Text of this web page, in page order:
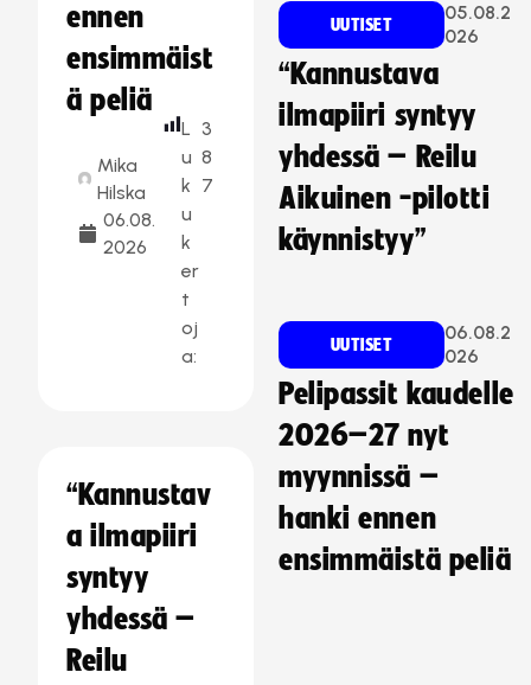
ennen
ensimmäist
ä peliä
Mika
Hilska
06.08.
2026
L
u
k
u
k
er
t
oj
a:
3
8
7
“Kannustav
a ilmapiiri
syntyy
yhdessä –
Reilu
UUTISET
05.08.2
026
“Kannustava
ilmapiiri syntyy
yhdessä – Reilu
Aikuinen -pilotti
käynnistyy”
UUTISET
06.08.2
026
Pelipassit kaudelle
2026–27 nyt
myynnissä –
hanki ennen
ensimmäistä peliä